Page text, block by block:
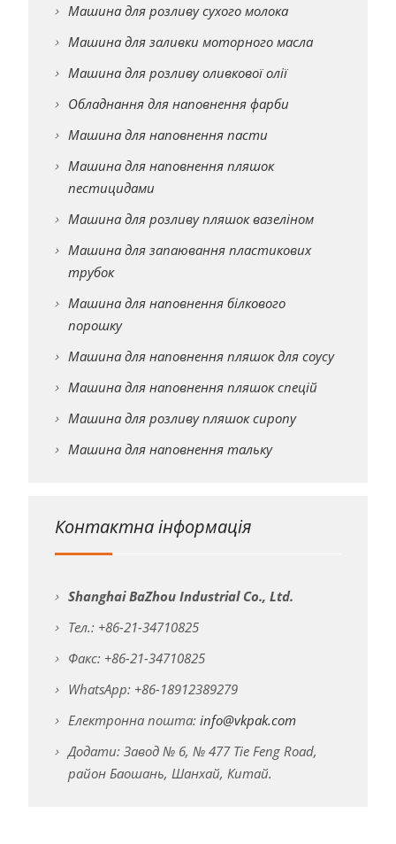
Машина для розливу сухого молока
Машина для заливки моторного масла
Машина для розливу оливкової олії
Обладнання для наповнення фарби
Машина для наповнення пасти
Машина для наповнення пляшок
пестицидами
Машина для розливу пляшок вазеліном
Машина для запаювання пластикових
трубок
Машина для наповнення білкового
порошку
Машина для наповнення пляшок для соусу
Машина для наповнення пляшок спецій
Машина для розливу пляшок сиропу
Машина для наповнення тальку
Контактна інформація
Shanghai BaZhou Industrial Co., Ltd.
Тел.: +86-21-34710825
Факс: +86-21-34710825
WhatsApp: +86-18912389279
Електронна пошта: info@vkpak.com
Додати: Завод № 6, № 477 Tie Feng Road,
район Баошань, Шанхай, Китай.